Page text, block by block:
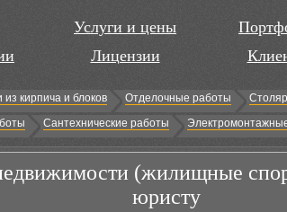
Услуги и цены
Лицензии
из кирпича и блоков Отделочные работы
Сантехнические работы
(жилищные
юристу